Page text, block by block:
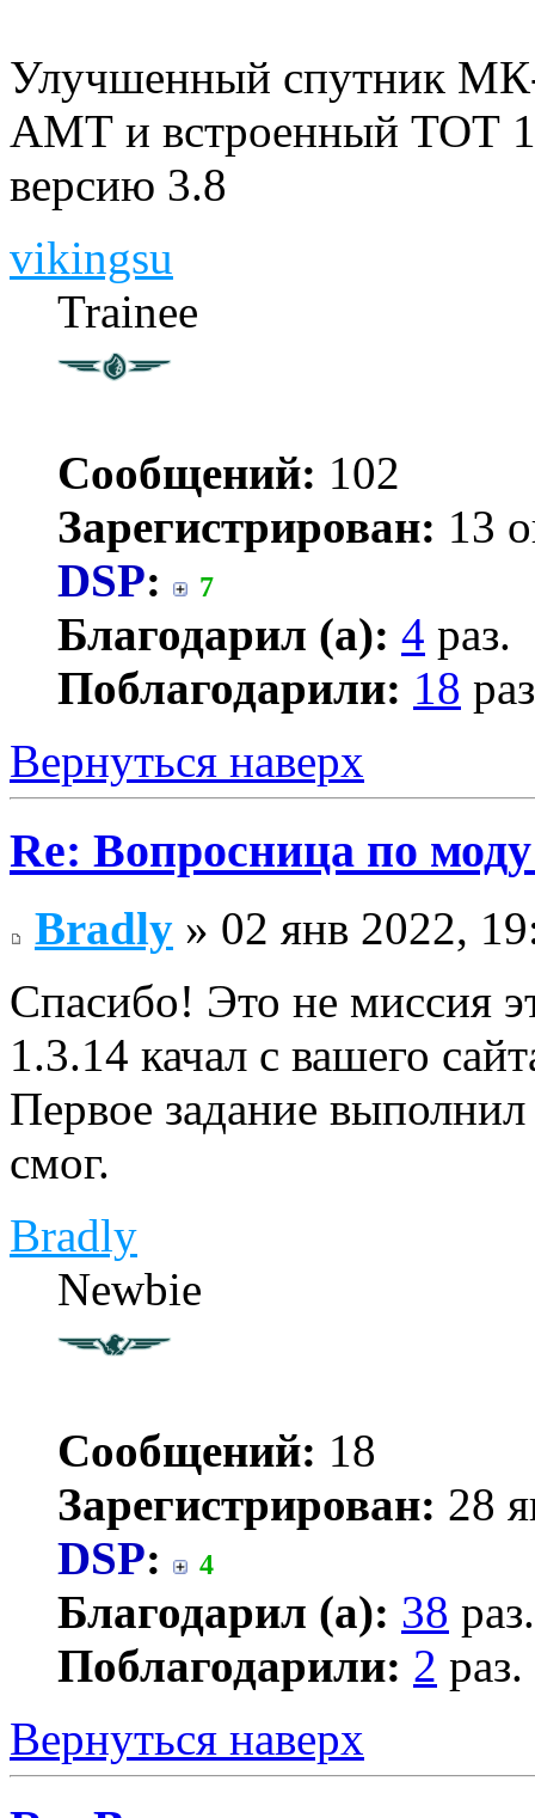
Улучшенный спутник МК-
АМТ и встроенный ТОТ
версию 3.8
vikingsu
Trainee
Сообщений: 102
Зарегистрирован: 13
DSP: 7
Благодарил (а): 4 раз.
Поблагодарили: 18
Вернуться наверх
Re: Вопросница по
Bradly » 02 янв 2022,
Спасибо! Это не миссия
1.3.14 качал с вашего
Первое задание
смог.
Bradly
Newbie
Сообщений: 18
Зарегистрирован: 28
DSP: 4
Благодарил (а): 38 раз.
Поблагодарили: 2 раз.
Вернуться наверх